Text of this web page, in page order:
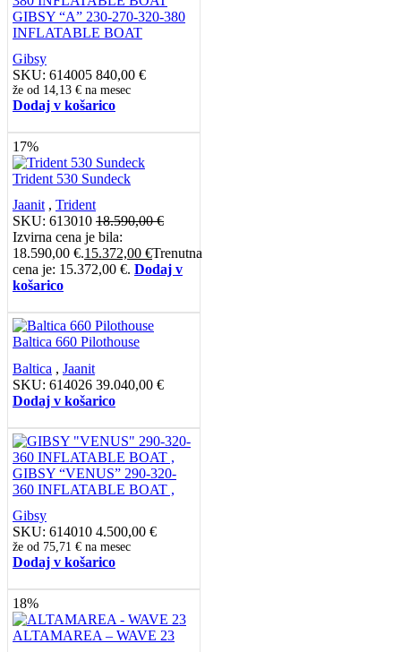
GIBSY “A” 230-270-320-380
INFLATABLE BOAT
Gibsy
SKU: 614005 840,00 €
že od 14,13 € na mesec
Dodaj v košarico
17%
Trident 530 Sundeck
Jaanit, Trident
SKU: 613010 18.590,00€
Izvirna cena je bila:
18.590,00 €.15.372,00 €Trenutna
cena je: 15.372,00 €. Dodaj v
košarico
Baltica 660 Pilothouse
Baltica , Jaanit
SKU: 614026 39.040,00 €
Dodaj v košarico
GIBSY “VENUS” 290-320-
360 INFLATABLE BOAT ,
Gibsy
SKU: 614010 4.500,00 €
že od 75,71 € na mesec
Dodaj v košarico
18%
ALTAMAREA – WAVE 23